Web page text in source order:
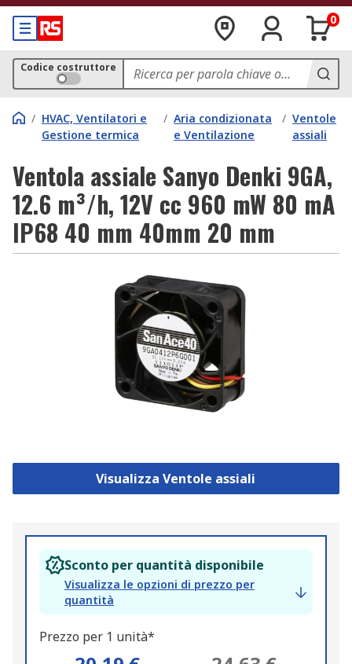
0
Codice costruttore
/ HVAC, Ventilatori e
Gestione termica
/ Aria condizionata
e Ventilazione
/ Ventole
assiali
Ventola assiale Sanyo Denki 9GA,
12.6 m³/h, 12V cc 960 mW 80 mA
IP68 40 mm 40mm 20 mm
Visualizza Ventole assiali
Sconto per quantità disponibile
Visualizza le opzioni di prezzo per
quantità
Prezzo per 1 unità*